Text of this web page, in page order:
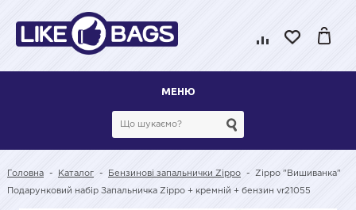
МЕНЮ
Головна - Каталог - Бензинові запальнички Zippo - Zippo "Вишиванка"
Подарунковий набір Запальничка Zippo + кремній + бензин vr21055